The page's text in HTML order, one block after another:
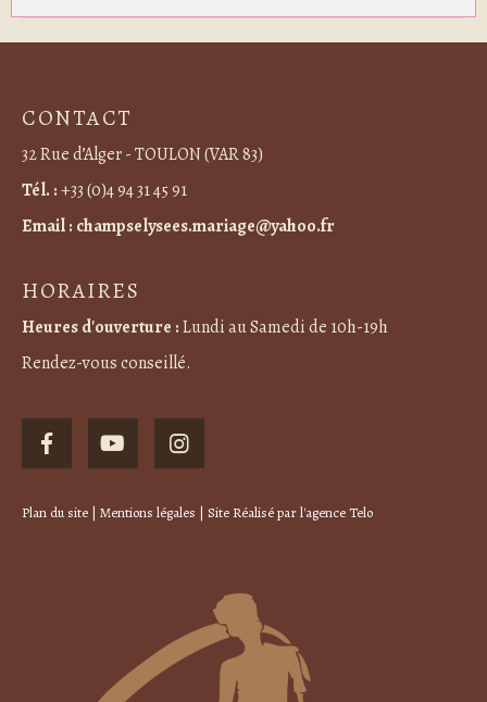
CONTACT
32 Rue d’Alger - TOULON (VAR 83)
Tél. :+33 (0)4 94 31 45 91
Email : champselysees.mariage@yahoo.fr
HORAIRES
Heures d'ouverture :Lundi au Samedi de 10h-19h
Rendez-vous conseillé.
Plan du site | Mentions légales | Site Réalisé parl'agence Telo